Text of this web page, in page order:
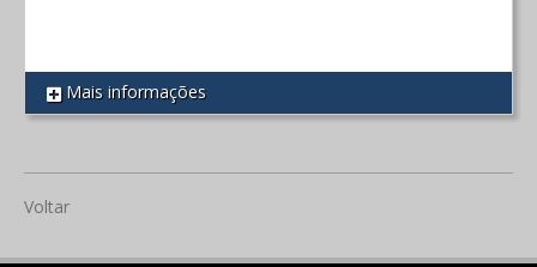
REF 427
Mais informações
Voltar